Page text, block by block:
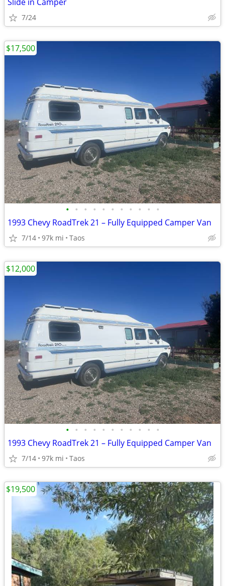
7/24
• • • • • • • • • • •
1993 Chevy RoadTrek 21 – Fully Equipped Camper Van
7/14 97k mi Taos
$17,500
• • • • • • • • • • •
1993 Chevy RoadTrek 21 – Fully Equipped Camper Van
7/14 97k mi Taos
$12,000
$19,500